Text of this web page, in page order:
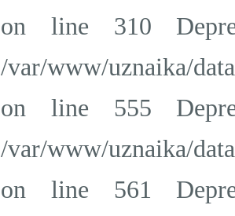
on line 310
/var/www/uznaika/
on line 555
/var/www/uznaika/
on line 561